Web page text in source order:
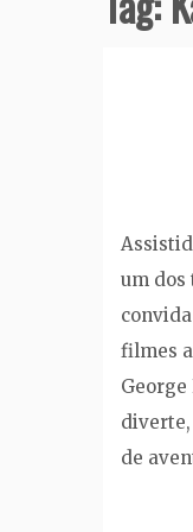
um dos
filmes
de